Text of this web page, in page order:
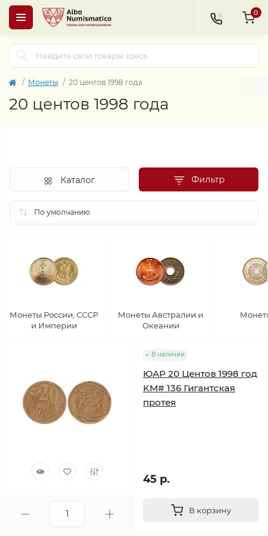
0
Монеты 20 центов 1998 года
20 центов 1998 года
Фильтр
Каталог
Монеты России, СССР
и Империи
Монеты Австралии и
Океании
В наличии
ЮАР 20 Центов 1998 год
KM# 136 Гигантская
протея
45 р.
В корзину